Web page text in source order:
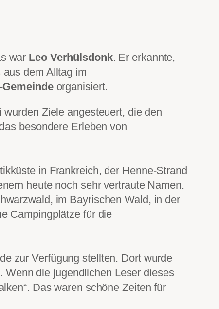
war Leo Verhülsdonk. Er erkannte,
dem Alltag im
organisiert.
Ziele angesteuert, die den
besondere Erleben von
in Frankreich, der Henne-Strand
heute noch sehr vertraute Namen.
im Bayrischen Wald, in der
Campingplätze für die
zur Verfügung stellten. Dort wurde
Wenn die jugendlichen Leser dieses
Das waren schöne Zeiten für